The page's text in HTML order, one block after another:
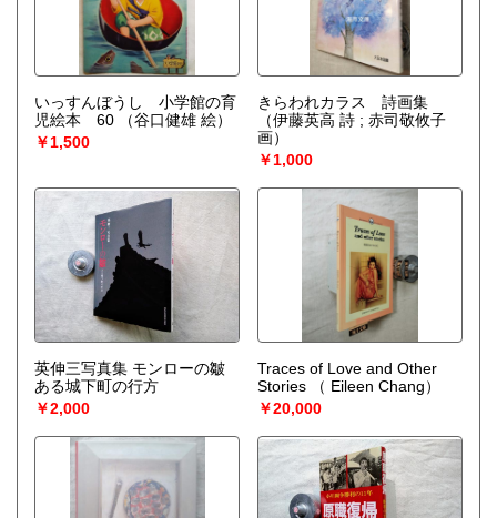
いっすんぼうし 小学館の育
児絵本 60
（谷口健雄 絵）
￥1,500
きらわれカラス 詩画集
（伊藤英高 詩 ; 赤司敬攸子
画）
￥1,000
英伸三写真集 モンローの皺
ある城下町の行方
￥2,000
Traces of Love and Other
Stories
（ Eileen Chang）
￥20,000